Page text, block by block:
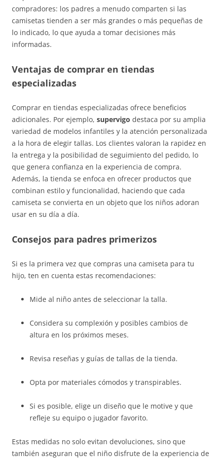
compradores: los padres a menudo comparten si las
camisetas tienden a ser más grandes o más pequeñas de
lo indicado, lo que ayuda a tomar decisiones más
informadas.
Ventajas de comprar en tiendas
especializadas
Comprar en tiendas especializadas ofrece beneficios
adicionales. Por ejemplo, supervigo destaca por su amplia
variedad de modelos infantiles y la atención personalizada
a la hora de elegir tallas. Los clientes valoran la rapidez en
la entrega y la posibilidad de seguimiento del pedido, lo
que genera confianza en la experiencia de compra.
Además, la tienda se enfoca en ofrecer productos que
combinan estilo y funcionalidad, haciendo que cada
camiseta se convierta en un objeto que los niños adoran
usar en su día a día.
Consejos para padres primerizos
Si es la primera vez que compras una camiseta para tu
hijo, ten en cuenta estas recomendaciones:
Mide al niño antes de seleccionar la talla.
Considera su complexión y posibles cambios de
altura en los próximos meses.
Revisa reseñas y guías de tallas de la tienda.
Opta por materiales cómodos y transpirables.
Si es posible, elige un diseño que le motive y que
refleje su equipo o jugador favorito.
Estas medidas no solo evitan devoluciones, sino que
también aseguran que el niño disfrute de la experiencia de